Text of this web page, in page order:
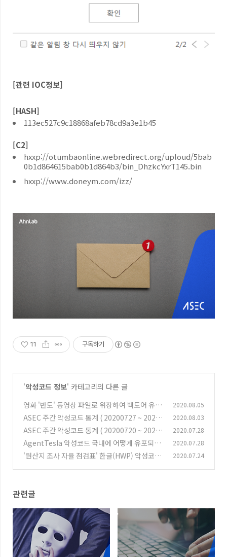
[관련 IOC정보]
[HASH]
113ec527c9c18868afeb78cd9a3e1b45
[C2]
hxxp://otumbaonline.webredirect.org/uploud/5bab
0b1d864615bab0b1d864b3/bin_DhzkcYxrT145.bin
hxxp://www.doneym.com/izz/
11 구독하기
'악성코드 정보' 카테고리의 다른 글
영화 '반도' 동영상 파일로 위장하여 백도어 유포
중 (Torrent) (0)
2020.08.05
ASEC 주간 악성코드 통계 ( 20200727 ~ 20200
802 )
(0)
2020.08.03
ASEC 주간 악성코드 통계 ( 20200720 ~ 20200
726 ) (0)
2020.07.28
AgentTesla 악성코드 국내에 어떻게 유포되고
있나?
(0)
2020.07.28
'원산지 조사 자율 점검표' 한글(HWP) 악성코드
2020.07.24
관련글